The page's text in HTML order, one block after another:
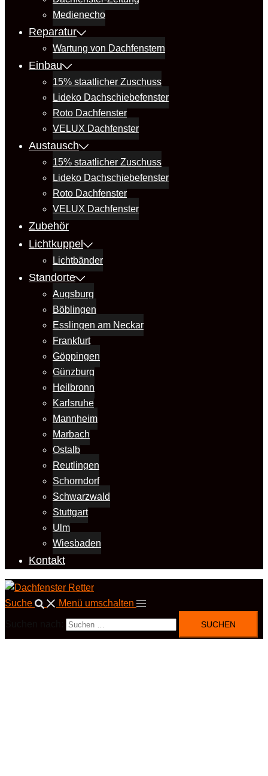
Medienecho
Reparatur
Wartung von Dachfenstern
Einbau
15% staatlicher Zuschuss
Lideko Dachschiebefenster
Roto Dachfenster
VELUX Dachfenster
Austausch
15% staatlicher Zuschuss
Lideko Dachschiebefenster
Roto Dachfenster
VELUX Dachfenster
Zubehör
Lichtkuppel
Lichtbänder
Standorte
Augsburg
Böblingen
Esslingen am Neckar
Frankfurt
Göppingen
Günzburg
Heilbronn
Karlsruhe
Mannheim
Marbach
Ostalb
Reutlingen
Schorndorf
Schwarzwald
Stuttgart
Ulm
Wiesbaden
Kontakt
Suche Menü umschalten